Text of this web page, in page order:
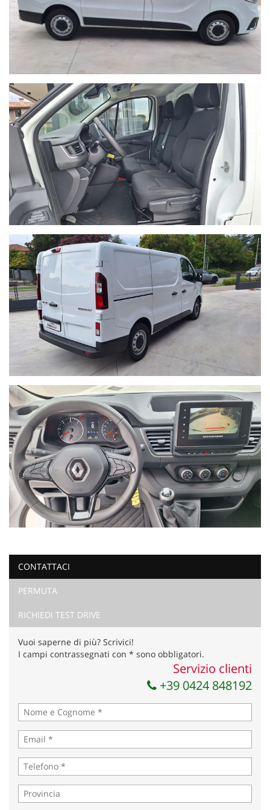
CONTATTACI
PERMUTA
RICHIEDI TEST DRIVE
Vuoi saperne di più? Scrivici!
I campi contrassegnati con * sono obbligatori.
Servizio clienti
+39 0424 848192